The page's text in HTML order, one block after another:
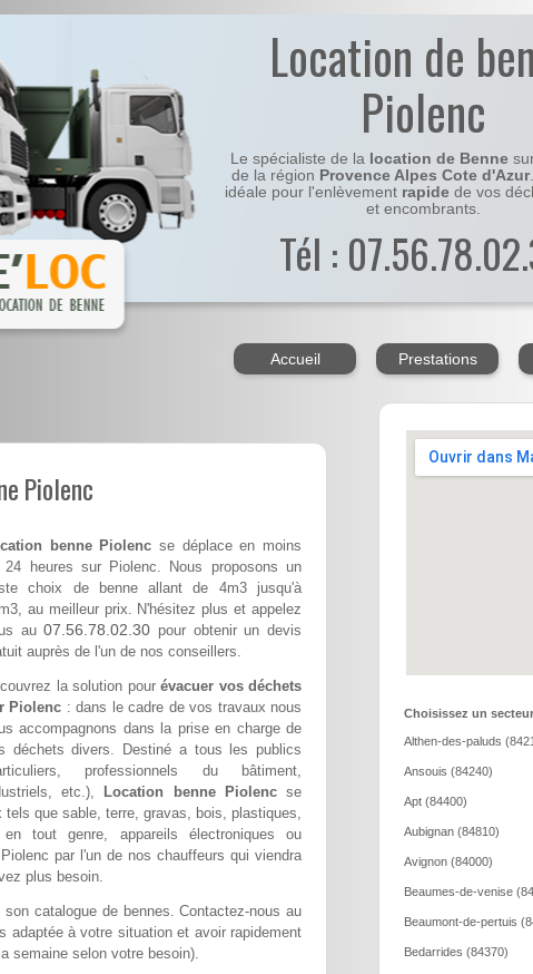
Location de
Piolenc
Le spécialiste de la location de Benne
de la région Provence Alpes Cote d'Azur
idéale pour l'enlèvement rapidede vos
et encombrants.
Tél :
Accueil Prestations
Piolenc
benne Piolenc se déplace en moins
24 heures sur Piolenc. Nous proposons un
choix de benne allant de 4m3 jusqu'à
au meilleur prix. N'hésitez plus et appelez
au07.56.78.02.30 pour obtenir un devis
auprès de l'un de nos conseillers.
la solution pour évacuer vos déchets
Piolenc : dans le cadre de vos travaux nous
accompagnons dans la prise en charge de
déchets divers. Destiné a tous les publics
professionnels du bâtiment,
etc.),
Location benne Piolencse
que sable, terre, gravas, bois, plastiques,
tout genre, appareils électroniques ou
par l'un de nos chauffeurs qui viendra
plus besoin.
catalogue de bennes. Contactez-nous au
adaptée à votre situation et avoir rapidement
semaine selon votre besoin).
Choisissez un
Althen-des-paluds
Ansouis (84240)
Apt (84400)
Aubignan (84810)
Avignon (84000)
Beaumes-de-venise
Beaumont-de-pertuis
Bedarrides (84370)